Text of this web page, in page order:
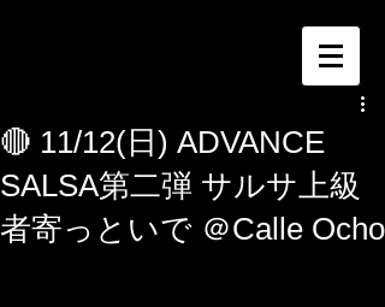
🔴 11/12(日) ADVANCE
SALSA第二弾 サルサ上級
者寄っといで ＠Calle Ocho